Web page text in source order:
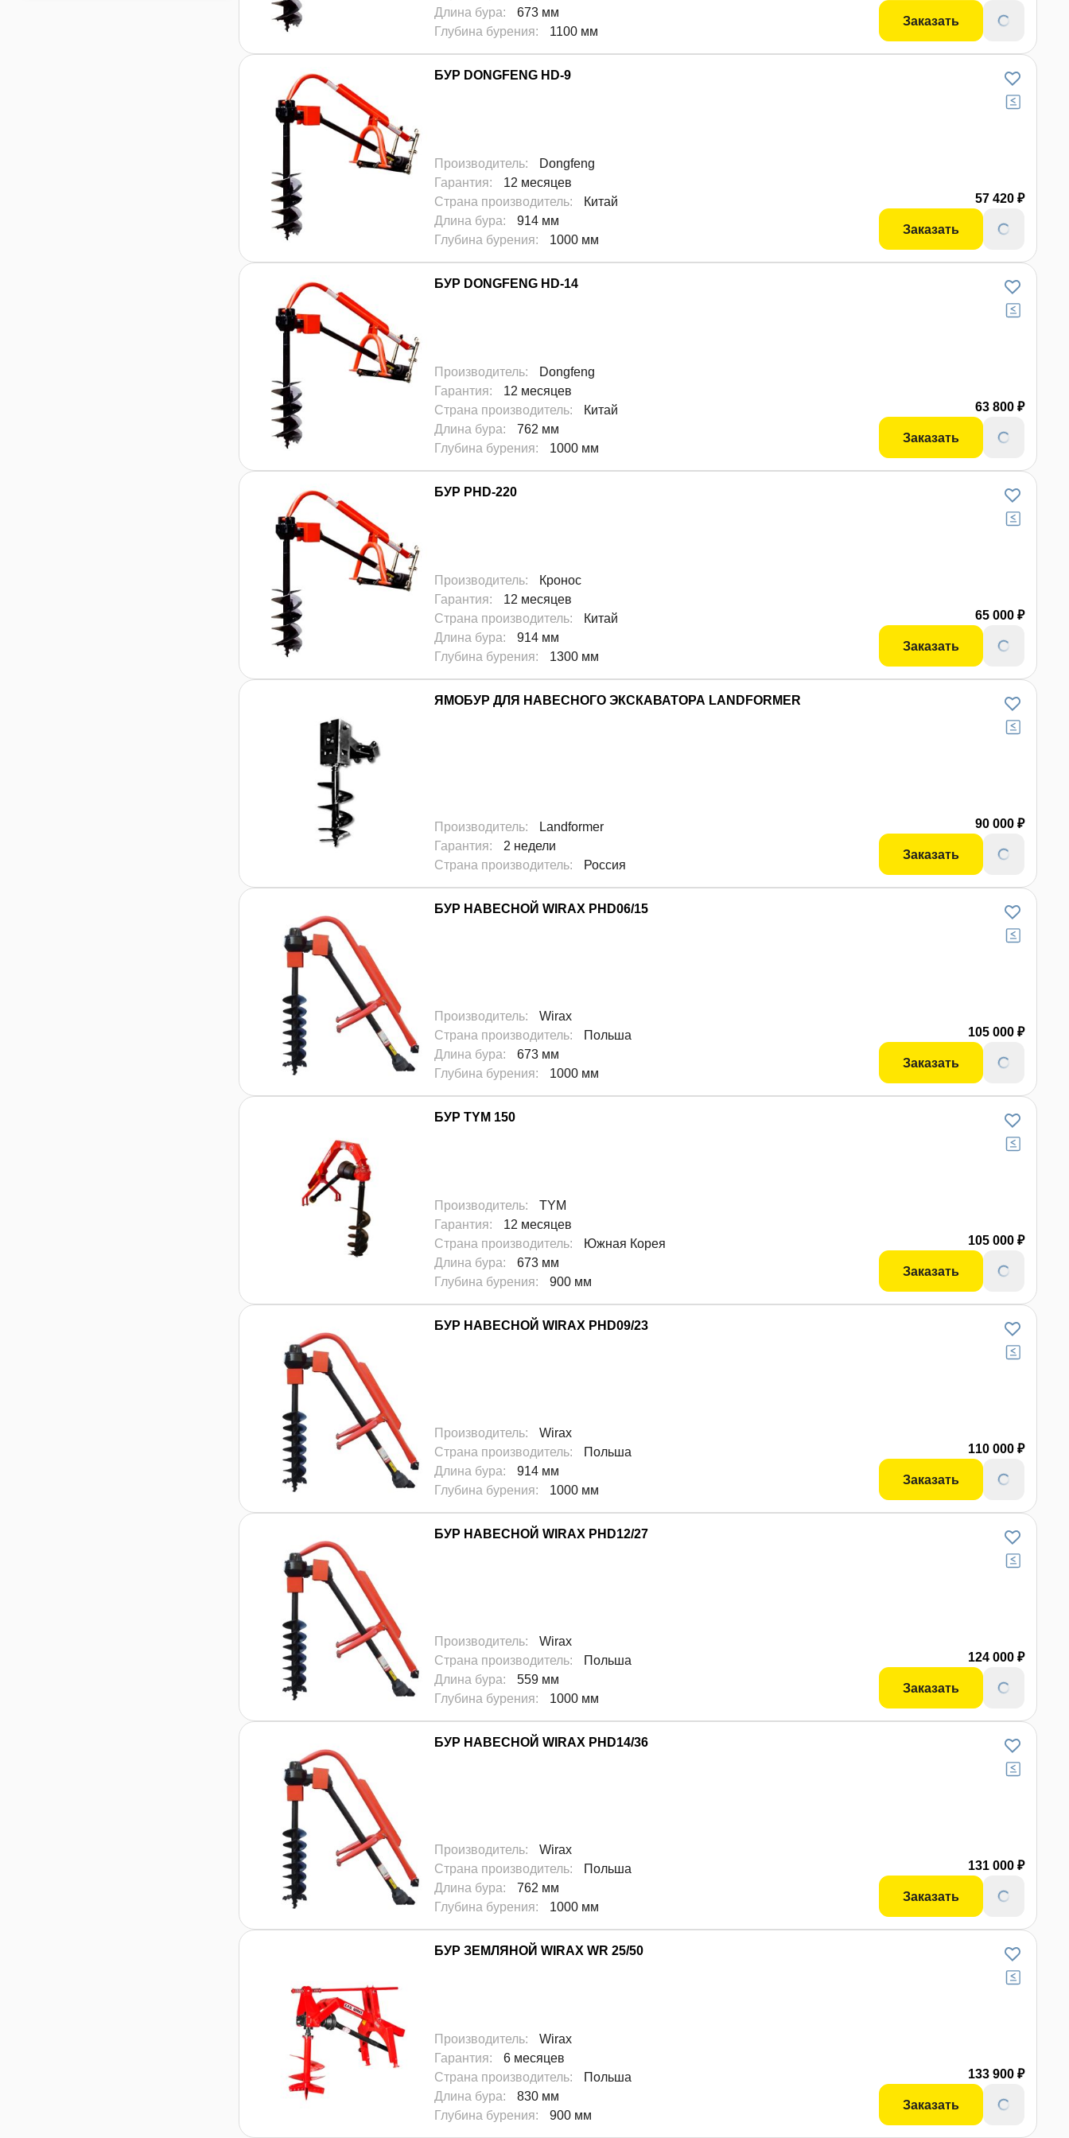
Длина бура:
673 мм
Глубина бурения: 1100 мм
Заказать
БУР DONGFENG HD-9
Производитель:
Dongfeng
Гарантия:
12 месяцев
Страна производитель:
Китай
Длина бура:
914 мм
Глубина бурения: 1000 мм
57 420 ₽
Заказать
БУР DONGFENG HD-14
Производитель:
Dongfeng
Гарантия:
12 месяцев
Страна производитель:
Китай
Длина бура:
762 мм
Глубина бурения: 1000 мм
63 800 ₽
Заказать
БУР PHD-220
Производитель:
Кронос
Гарантия:
12 месяцев
Страна производитель:
Китай
Длина бура:
914 мм
Глубина бурения: 1300 мм
65 000 ₽
Заказать
ЯМОБУР ДЛЯ НАВЕСНОГО ЭКСКАВАТОРА LANDFORMER
Производитель:
Landformer
Гарантия:
2 недели
Страна производитель: Россия
90 000 ₽
Заказать
БУР НАВЕСНОЙ WIRAX PHD06/15
Производитель:
Wirax
Страна производитель:
Польша
Длина бура:
673 мм
Глубина бурения: 1000 мм
105 000 ₽
Заказать
БУР TYM 150
Производитель:
TYM
Гарантия:
12 месяцев
Страна производитель:
Южная Корея
Длина бура:
673 мм
Глубина бурения: 900 мм
105 000 ₽
Заказать
БУР НАВЕСНОЙ WIRAX PHD09/23
Производитель:
Wirax
Страна производитель:
Польша
Длина бура:
914 мм
Глубина бурения: 1000 мм
110 000 ₽
Заказать
БУР НАВЕСНОЙ WIRAX PHD12/27
Производитель:
Wirax
Страна производитель:
Польша
Длина бура:
559 мм
Глубина бурения: 1000 мм
124 000 ₽
Заказать
БУР НАВЕСНОЙ WIRAX PHD14/36
Производитель:
Wirax
Страна производитель:
Польша
Длина бура:
762 мм
Глубина бурения: 1000 мм
131 000 ₽
Заказать
БУР ЗЕМЛЯНОЙ WIRAX WR 25/50
Производитель:
Wirax
Гарантия:
6 месяцев
Страна производитель:
Польша
Длина бура:
830 мм
Глубина бурения: 900 мм
133 900 ₽
Заказать